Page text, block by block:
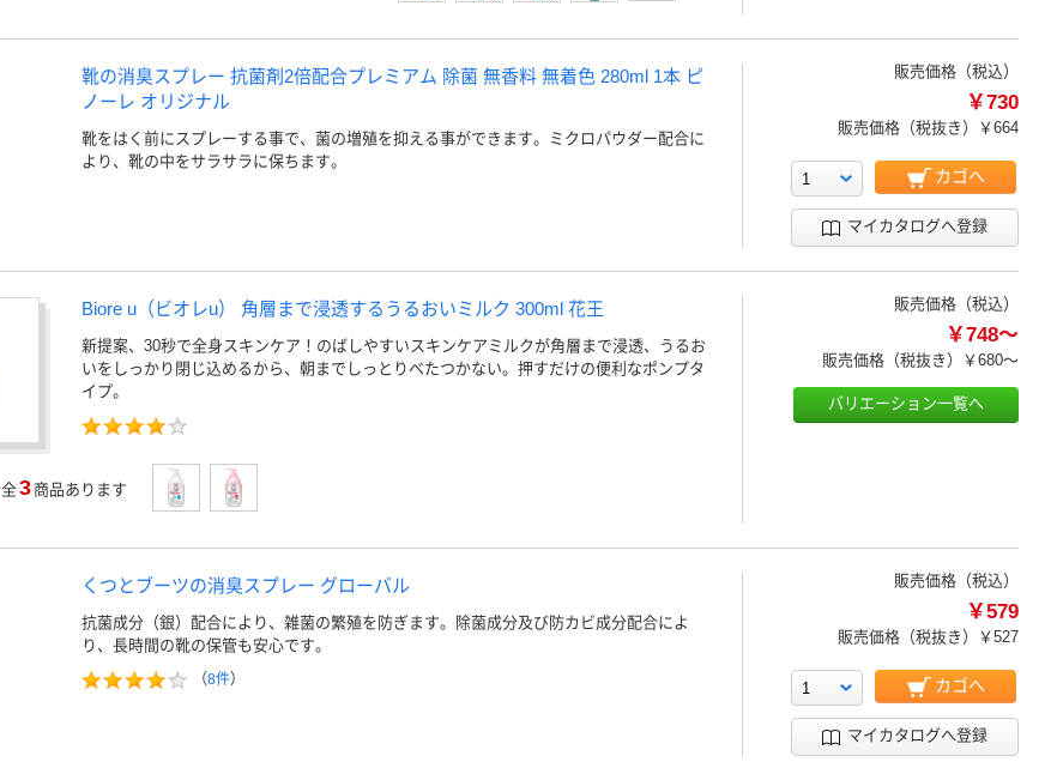
靴の消臭スプレー 抗菌剤2倍配合プレミアム 除菌 無香料 無着色 280ml 1本 ピ
ノーレ オリジナル
靴をはく前にスプレーする事で、菌の増殖を抑える事ができます。ミクロパウダー配合に
より、靴の中をサラサラに保ちます。
販売価格（税込）
￥730
販売価格（税抜き） ￥664
カゴへ
マイカタログへ登録
Biore u（ビオレu） 角層まで浸透するうるおいミルク 300ml 花王
新提案、30秒で全身スキンケア！のばしやすいスキンケアミルクが角層まで浸透、うるお
いをしっかり閉じ込めるから、朝までしっとりべたつかない。押すだけの便利なポンプタ
イプ。
3 商品あります
販売価格（税込）
￥748～
販売価格（税抜き） ￥680～
バリエーション一覧へ
くつとブーツの消臭スプレー グローバル
抗菌成分（銀）配合により、雑菌の繁殖を防ぎます。除菌成分及び防カビ成分配合によ
り、長時間の靴の保管も安心です。
（8件）
販売価格（税込）
￥579
販売価格（税抜き） ￥527
カゴへ
マイカタログへ登録